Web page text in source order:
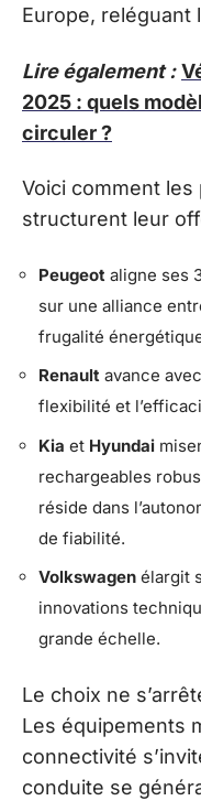
Europe, reléguant
Lire également :
2025 : quels
circuler ?
Voici comment
structurent leur
Peugeot aligne ses
sur une alliance
frugalité
Renault avance
flexibilité et
Kia et Hyundai
rechargeables
réside dans
de fiabilité.
Volkswagen élargit
innovations
grande échelle.
Le choix ne
Les équipements
connectivité
conduite se